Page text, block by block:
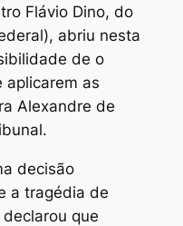
Flávio Dino, do
abriu nesta
de o
aplicarem as
Alexandre de
decisão
a tragédia de
que